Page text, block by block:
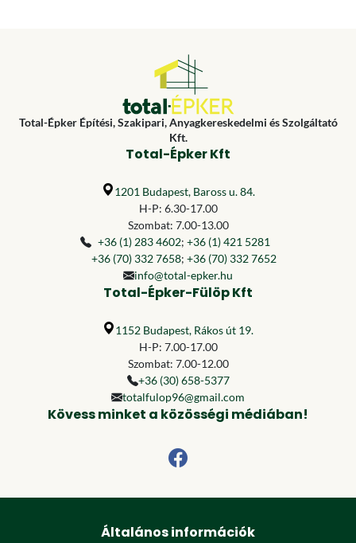
Total-Épker Építési, Szakipari, Anyagkereskedelmi és Szolgáltató
Kft.
Total-Épker Kft
1201 Budapest, Baross u. 84.
H-P: 6.30-17.00
Szombat: 7.00-13.00
+36 (1) 283 4602; +36 (1) 421 5281
+36 (70) 332 7658; +36 (70) 332 7652
info@total-epker.hu
Total-Épker-Fülöp Kft
1152 Budapest, Rákos út 19.
H-P: 7.00-17.00
Szombat: 7.00-12.00
+36 (30) 658-5377
totalfulop96@gmail.com
Kövess minket a közösségi médiában!
Általános információk